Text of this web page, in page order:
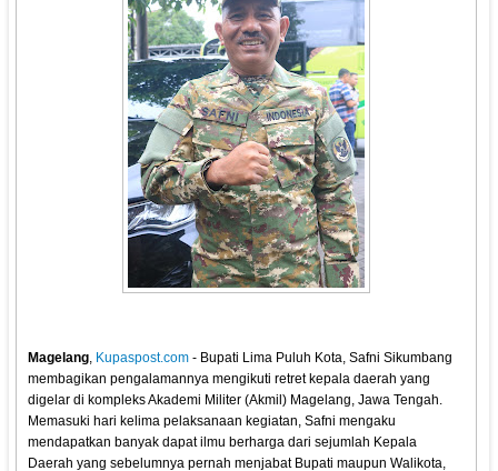
Magelang, Kupaspost.com - Bupati Lima Puluh Kota, Safni Sikumbang
membagikan pengalamannya mengikuti retret kepala daerah yang
digelar di kompleks Akademi Militer (Akmil) Magelang, Jawa Tengah.
Memasuki hari kelima pelaksanaan kegiatan, Safni mengaku
mendapatkan banyak dapat ilmu berharga dari sejumlah Kepala
Daerah yang sebelumnya pernah menjabat Bupati maupun Walikota,